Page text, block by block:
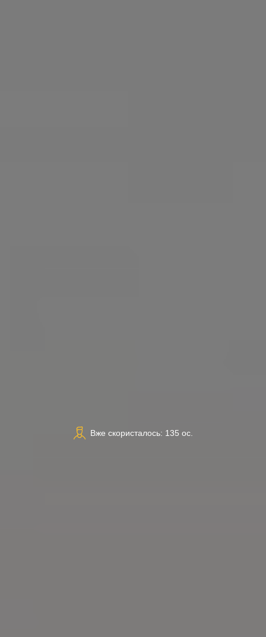
Вже скористалось: 135 ос.